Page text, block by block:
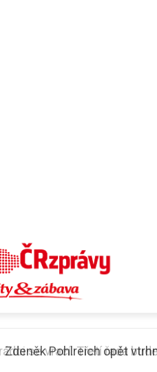
Zdeněk Pohlreich opět